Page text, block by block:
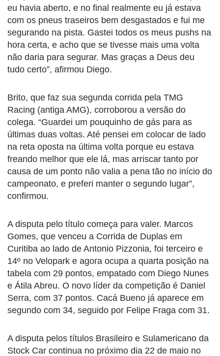
eu havia aberto, e no final realmente eu já estava
com os pneus traseiros bem desgastados e fui me
segurando na pista. Gastei todos os meus pushs na
hora certa, e acho que se tivesse mais uma volta
não daria para segurar. Mas graças a Deus deu
tudo certo”, afirmou Diego.
Brito, que faz sua segunda corrida pela TMG
Racing (antiga AMG), corroborou a versão do
colega. “Guardei um pouquinho de gás para as
últimas duas voltas. Até pensei em colocar de lado
na reta oposta na última volta porque eu estava
freando melhor que ele lá, mas arriscar tanto por
causa de um ponto não valia a pena tão no início do
campeonato, e preferi manter o segundo lugar”,
confirmou.
A disputa pelo título começa para valer. Marcos
Gomes, que venceu a Corrida de Duplas em
Curitiba ao lado de Antonio Pizzonia, foi terceiro e
14º no Velopark e agora ocupa a quarta posição na
tabela com 29 pontos, empatado com Diego Nunes
e Átila Abreu. O novo líder da competição é Daniel
Serra, com 37 pontos. Cacá Bueno já aparece em
segundo com 34, seguido por Felipe Fraga com 31.
A disputa pelos títulos Brasileiro e Sulamericano da
Stock Car continua no próximo dia 22 de maio no